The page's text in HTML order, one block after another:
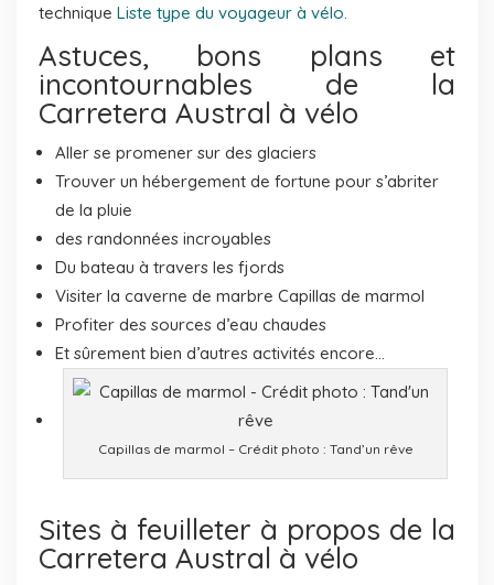
technique Liste type du voyageur à vélo.
Astuces, bons plans et
incontournables de la
Carretera Austral à vélo
Aller se promener sur des glaciers
Trouver un hébergement de fortune pour s’abriter
de la pluie
des randonnées incroyables
Du bateau à travers les fjords
Visiter la caverne de marbre Capillas de marmol
Profiter des sources d’eau chaudes
Et sûrement bien d’autres activités encore…
Capillas de marmol – Crédit photo : Tand’un rêve
Sites à feuilleter à propos de la
Carretera Austral à vélo